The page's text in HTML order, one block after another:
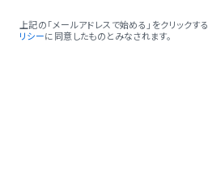
上記の「メールアドレスで始める」をクリックす
リシーに同意したものとみなされます。